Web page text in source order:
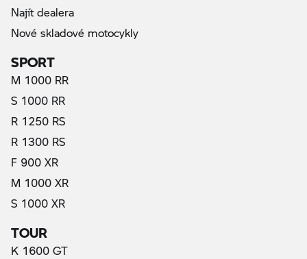
Najít dealera
Nové skladové motocykly
SPORT
M 1000 RR
S 1000 RR
R 1250 RS
R 1300 RS
F 900 XR
M 1000 XR
S 1000 XR
TOUR
K 1600 GT